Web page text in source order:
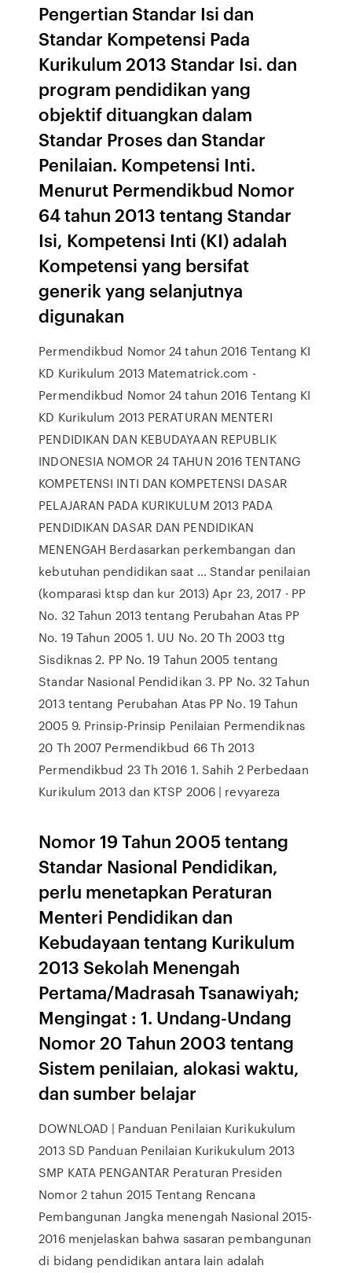
Pengertian Standar Isi dan
Standar Kompetensi Pada
Kurikulum 2013 Standar Isi. dan
program pendidikan yang
objektif dituangkan dalam
Standar Proses dan Standar
Penilaian. Kompetensi Inti.
Menurut Permendikbud Nomor
64 tahun 2013 tentang Standar
Isi, Kompetensi Inti (KI) adalah
Kompetensi yang bersifat
generik yang selanjutnya
digunakan
Permendikbud Nomor 24 tahun 2016 Tentang KI
KD Kurikulum 2013 Matematrick.com -
Permendikbud Nomor 24 tahun 2016 Tentang KI
KD Kurikulum 2013 PERATURAN MENTERI
PENDIDIKAN DAN KEBUDAYAAN REPUBLIK
INDONESIA NOMOR 24 TAHUN 2016 TENTANG
KOMPETENSI INTI DAN KOMPETENSI DASAR
PELAJARAN PADA KURIKULUM 2013 PADA
PENDIDIKAN DASAR DAN PENDIDIKAN
MENENGAH Berdasarkan perkembangan dan
kebutuhan pendidikan saat … Standar penilaian
(komparasi ktsp dan kur 2013) Apr 23, 2017 · PP
No. 32 Tahun 2013 tentang Perubahan Atas PP
No. 19 Tahun 2005 1. UU No. 20 Th 2003 ttg
Sisdiknas 2. PP No. 19 Tahun 2005 tentang
Standar Nasional Pendidikan 3. PP No. 32 Tahun
2013 tentang Perubahan Atas PP No. 19 Tahun
2005 9. Prinsip-Prinsip Penilaian Permendiknas
20 Th 2007 Permendikbud 66 Th 2013
Permendikbud 23 Th 2016 1. Sahih 2 Perbedaan
Kurikulum 2013 dan KTSP 2006 | revyareza
Nomor 19 Tahun 2005 tentang
Standar Nasional Pendidikan,
perlu menetapkan Peraturan
Menteri Pendidikan dan
Kebudayaan tentang Kurikulum
2013 Sekolah Menengah
Pertama/Madrasah Tsanawiyah;
Mengingat : 1. Undang-Undang
Nomor 20 Tahun 2003 tentang
Sistem penilaian, alokasi waktu,
dan sumber belajar
DOWNLOAD | Panduan Penilaian Kurikukulum
2013 SD Panduan Penilaian Kurikukulum 2013
SMP KATA PENGANTAR Peraturan Presiden
Nomor 2 tahun 2015 Tentang Rencana
Pembangunan Jangka menengah Nasional 2015-
2016 menjelaskan bahwa sasaran pembangunan
di bidang pendidikan antara lain adalah